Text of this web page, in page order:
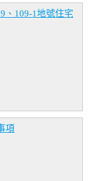
、109-1地號住宅
項